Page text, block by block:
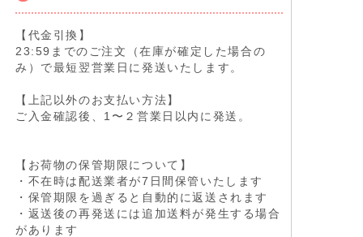
【代金引換】
23:59までのご注文（在庫が確定した場合の
み）で最短翌営業日に発送いたします。
【上記以外のお支払い方法】
ご入金確認後、1〜２営業日以内に発送。
【お荷物の保管期限について】
・不在時は配送業者が7日間保管いたします
・保管期限を過ぎると自動的に返送されます
・返送後の再発送には追加送料が発生する場合
があります